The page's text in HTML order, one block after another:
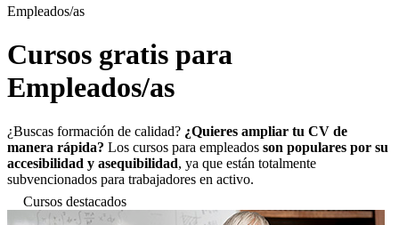
Empleados/as
Cursos gratis para
Empleados/as
¿Buscas formación de calidad? ¿Quieres ampliar tu CV de
manera rápida? Los cursos para empleados son populares por su
accesibilidad y asequibilidad, ya que están totalmente
subvencionados para trabajadores en activo.
Cursos destacados